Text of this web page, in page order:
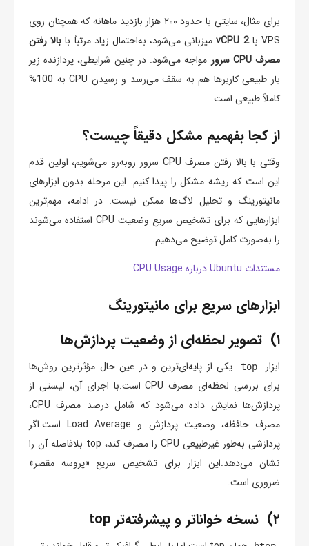
برای مثال، سایتی با حدود ۲۰۰ هزار بازدید ماهانه که همچنان روی
VPS با
2 vCPU میزبانی می‌شود، به‌احتمال زیاد مرتباً با بالا رفتن
مصرف CPU سرور
مواجه می‌شود. در چنین شرایطی، پردازنده زیر
بار طبیعی کاربرها هم به سقف می‌رسد و رسیدن CPU به 100%
کاملاً طبیعی است.
از کجا بفهمیم مشکل دقیقاً چیست؟
وقتی با بالا رفتن مصرف CPU سرور روبه‌رو می‌شویم، اولین قدم
این است که ریشه مشکل را پیدا کنیم. این مرحله بدون ابزارهای
مانیتورینگ و تحلیل لاگ‌ها ممکن نیست. در ادامه، مهم‌ترین
ابزارهایی که برای تشخیص سریع وضعیت CPU استفاده می‌شوند
را به‌صورت کامل توضیح می‌دهیم.
مستندات Ubuntu درباره CPU Usage
ابزارهای سریع برای مانیتورینگ
۱) تصویر لحظه‌ای از وضعیت پردازش‌ها
ابزار top
یکی از پایه‌ای‌ترین و در عین حال مؤثرترین روش‌ها
برای بررسی لحظه‌ای مصرف CPU است.با اجرای آن، لیستی از
پردازش‌ها نمایش داده می‌شود که شامل درصد مصرف CPU،
مصرف حافظه، وضعیت پردازش و Load Average است.اگر
پردازشی به‌طور غیرطبیعی CPU را مصرف کند، top بلافاصله آن را
نشان می‌دهد.این ابزار برای تشخیص سریع «پروسه مقصر»
ضروری است.
۲) نسخه خواناتر و پیشرفته‌تر top